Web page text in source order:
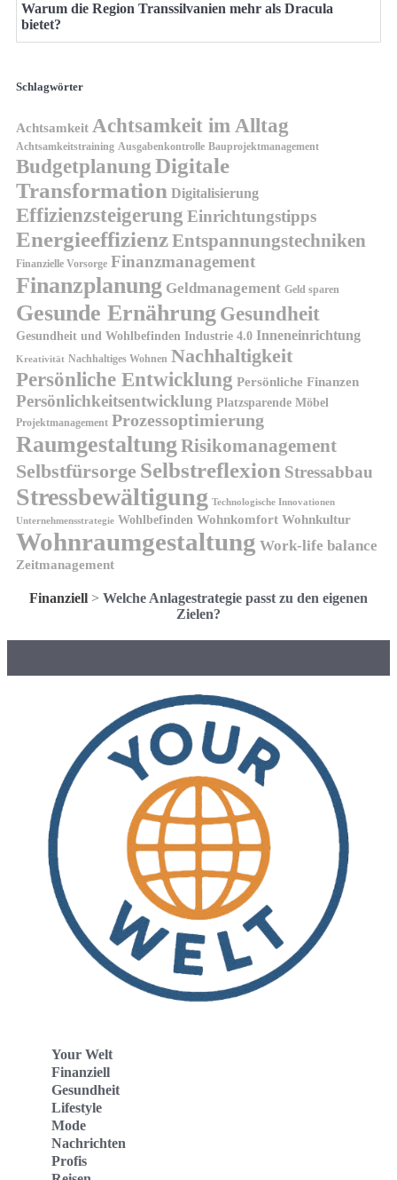
Warum die Region Transsilvanien mehr als Dracula
bietet?
Schlagwörter
Achtsamkeit Achtsamkeit im Alltag
Achtsamkeitstraining Ausgabenkontrolle Bauprojektmanagement
BudgetplanungDigitale
Transformation Digitalisierung
Effizienzsteigerung Einrichtungstipps
EnergieeffizienzEntspannungstechniken
Finanzielle Vorsorge Finanzmanagement
Finanzplanung Geldmanagement Geld sparen
Gesunde Ernährung Gesundheit
Gesundheit und Wohlbefinden Industrie 4.0 Inneneinrichtung
Kreativität Nachhaltiges Wohnen Nachhaltigkeit
Persönliche Entwicklung Persönliche Finanzen
Persönlichkeitsentwicklung Platzsparende Möbel
Projektmanagement Prozessoptimierung
Raumgestaltung Risikomanagement
Selbstfürsorge Selbstreflexion Stressabbau
Stressbewältigung Technologische Innovationen
Unternehmensstrategie Wohlbefinden Wohnkomfort Wohnkultur
Wohnraumgestaltung Work-life balance
Zeitmanagement
Finanziell > Welche Anlagestrategie passt zu den eigenen
Zielen?
Your Welt
Finanziell
Gesundheit
Lifestyle
Mode
Nachrichten
Profis